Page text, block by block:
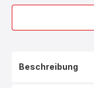
Beschreibung